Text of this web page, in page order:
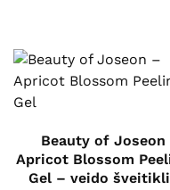
Beauty of Joseon
Apricot Blossom
Gel – veido